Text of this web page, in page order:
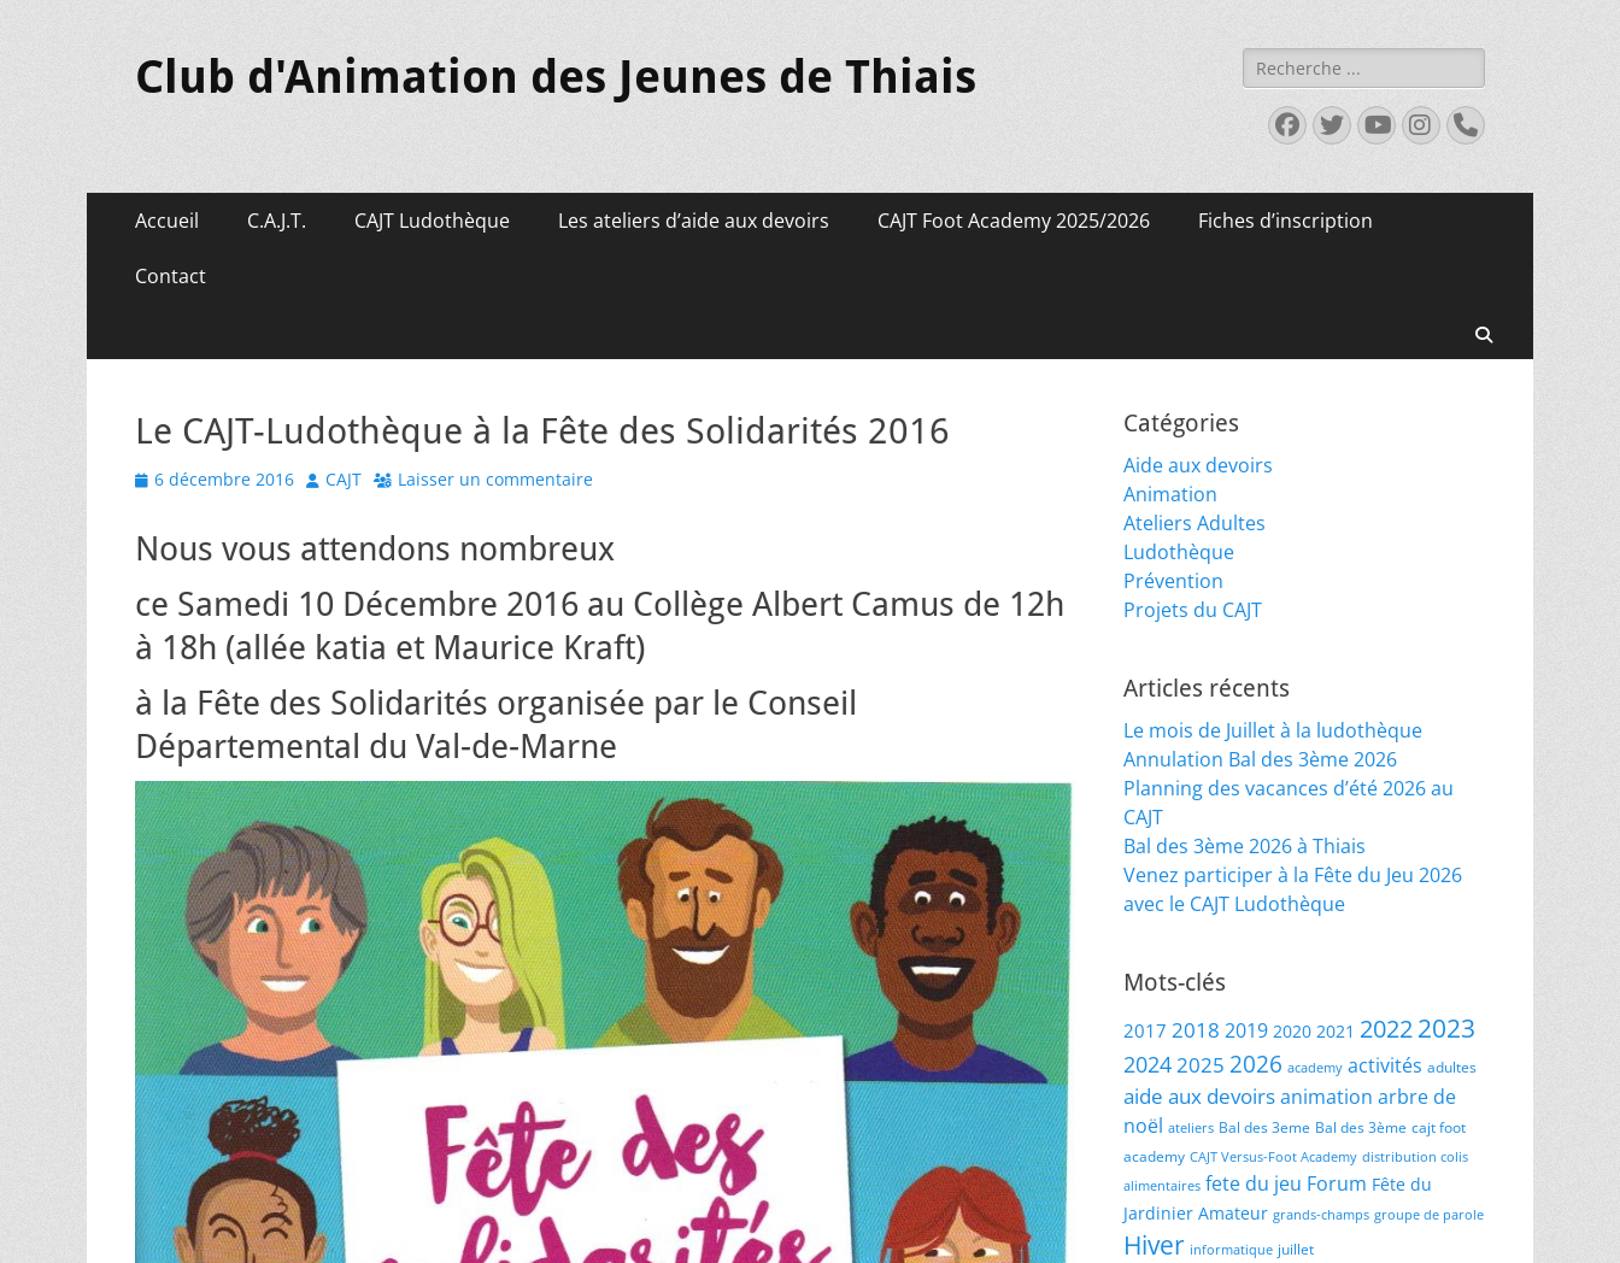
Club d'Animation des Jeunes de Thiais Rechercher :
Facebook
Twitter
YouTube
Instagram
Tél
Menu
contenu
Accueil C.A.J.T. CAJT Ludothèque Les ateliers d’aide aux devoirs CAJT Foot Academy 2025/2026 Fiches d’inscription
Contact
Le CAJT-Ludothèque à la Fête des Solidarités 2016
Posted
6 décembre 2016 Author
CAJT Laisser un commentaire
Nous vous attendons nombreux
ce Samedi 10 Décembre 2016 au Collège Albert Camus de 12h
à 18h (allée katia et Maurice Kraft)
à la Fête des Solidarités organisée par le Conseil
Départemental du Val-de-Marne
Catégories
Aide aux devoirs
Animation
Ateliers Adultes
Ludothèque
Prévention
Projets du CAJT
Articles récents
Le mois de Juillet à la ludothèque
Annulation Bal des 3ème 2026
Planning des vacances d’été 2026 au
CAJT
Bal des 3ème 2026 à Thiais
Venez participer à la Fête du Jeu 2026
avec le CAJT Ludothèque
Mots-clés
2017 2018 2019 2020 2021 20222023
20242025 2026 academy activités adultes
aide aux devoirsanimation arbre de
noël ateliers Bal des 3eme Bal des 3ème cajt foot
academy CAJT Versus-Foot Academy distribution colis
alimentaires fete du jeu Forum Fête du
Jardinier Amateur grands-champs groupe de parole
Hiver informatique juillet